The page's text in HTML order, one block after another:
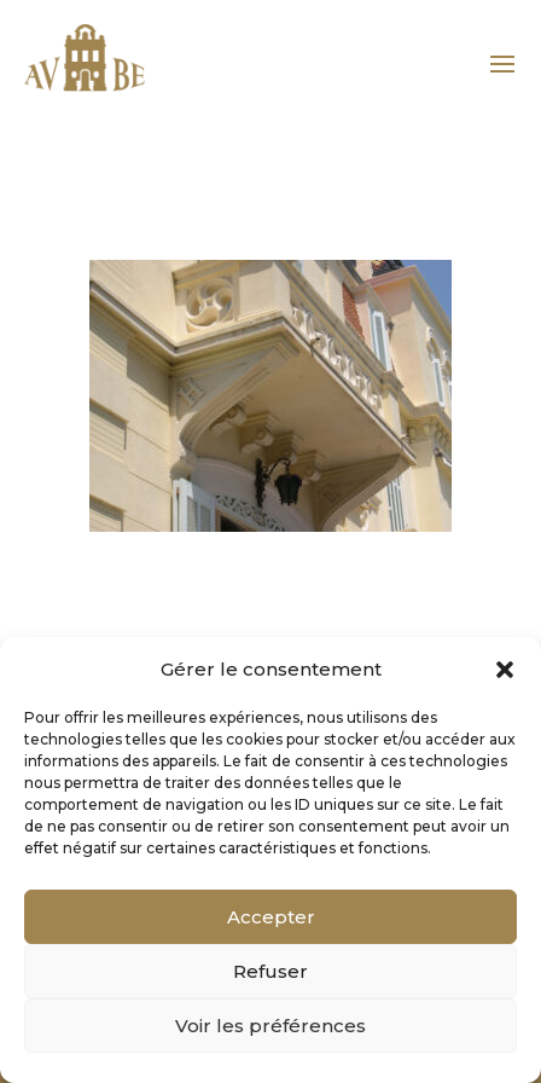
Gérer le consentement
Pour offrir les meilleures expériences, nous utilisons des
technologies telles que les cookies pour stocker et/ou accéder aux
informations des appareils. Le fait de consentir à ces technologies
nous permettra de traiter des données telles que le
comportement de navigation ou les ID uniques sur ce site. Le fait
de ne pas consentir ou de retirer son consentement peut avoir un
effet négatif sur certaines caractéristiques et fonctions.
Accepter
Refuser
Voir les préférences
Mentions Légales